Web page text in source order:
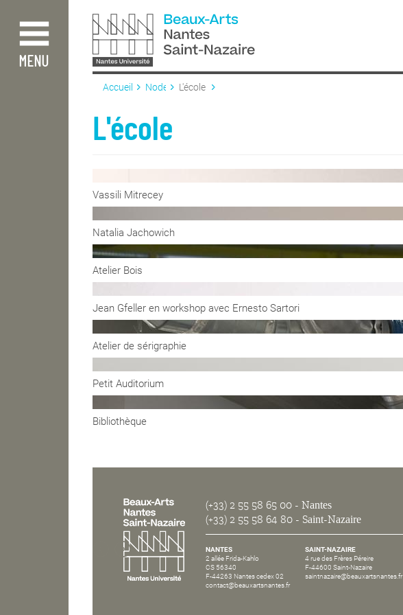
contenu
principal
MENU
Accueil Node L'école
L'école
Vassili Mitrecey
Natalia Jachowich
Atelier Bois
Jean Gfeller en workshop avec Ernesto Sartori
Atelier de sérigraphie
Petit Auditorium
Bibliothèque
(+33) 2 55 58 65 00 - Nantes
(+33) 2 55 58 64 80 - Saint-Nazaire
NANTES
2 allée Frida-Kahlo
CS 56340
F-44263 Nantes cedex 02
contact@beauxartsnantes.fr
SAINT-NAZAIRE
4 rue des Frères Péreire
F-44600 Saint-Nazaire
saintnazaire@beauxartsnantes.fr